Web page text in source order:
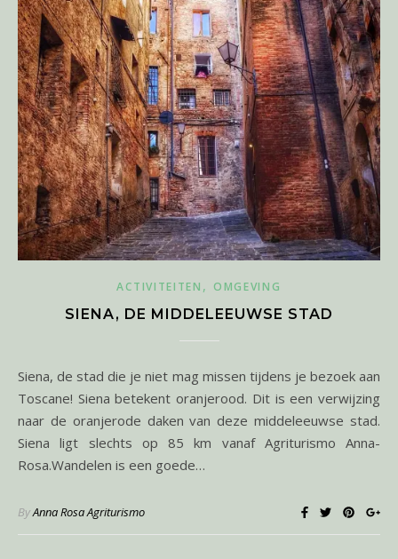
ACTIVITEITEN , OMGEVING
SIENA, DE MIDDELEEUWSE STAD
Siena, de stad die je niet mag missen tijdens je bezoek aan
Toscane! Siena betekent oranjerood. Dit is een verwijzing
naar de oranjerode daken van deze middeleeuwse stad.
Siena ligt slechts op 85 km vanaf Agriturismo Anna-
Rosa.Wandelen is een goede…
ByAnna Rosa Agriturismo